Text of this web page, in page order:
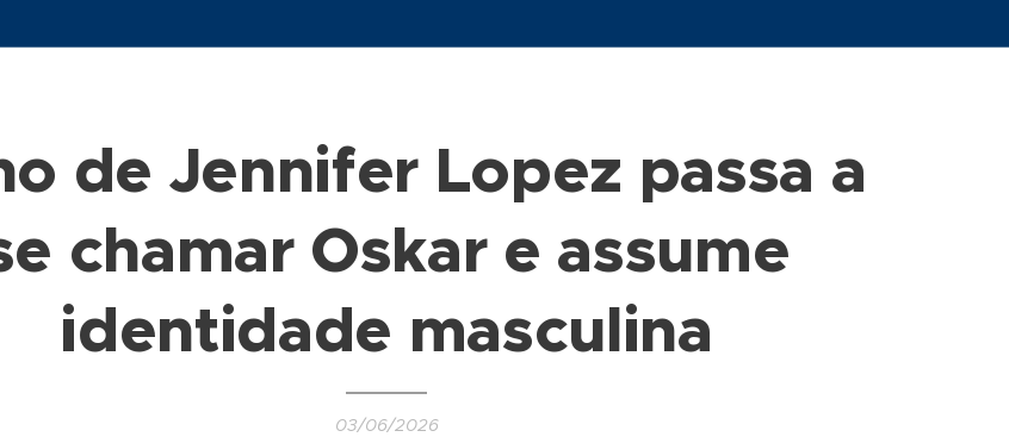
de Jennifer Lopez passa a
chamar Oskar e assume
identidade masculina
03/06/2026